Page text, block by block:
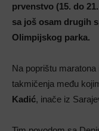
prvenstvo (15. do
sa još osam drugih
Olimpijskog parka.
Na poprištu
takmičenja među
Kadić, inače iz